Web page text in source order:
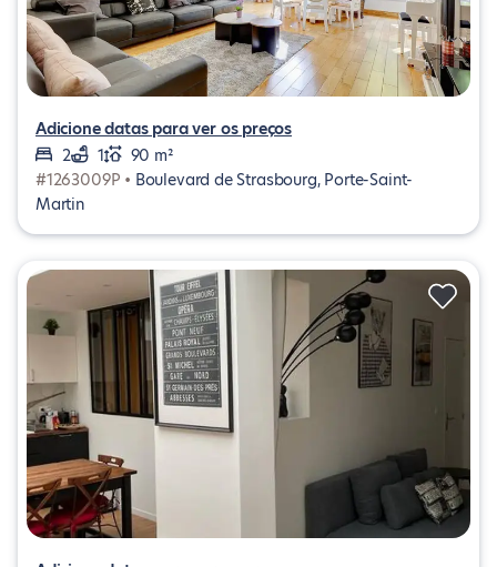
Adicione datas para ver os preços
2
1
90 m²
#1263009P • Boulevard de Strasbourg, Porte-Saint-
Martin